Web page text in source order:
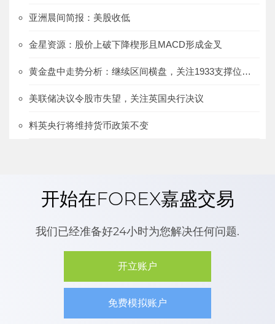
亚洲晨间简报：美股收低
金星资源：股价上破下降楔形且MACD形成金叉
黄金盘中走势分析：继续区间横盘，关注1933支撑位的得失
美联储决议令股市失望，关注英国央行决议
料英央行将维持货币政策不变
开始在FOREX嘉盛交易
我们已经准备好24小时为您解决任何问题.
开立账户
免费模拟账户